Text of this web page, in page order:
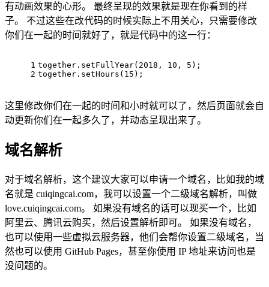
有动画效果的心形。 最终呈现的效果就是现在你看到的样
子。 不过这些在改代码的时候实际上不用关心，只需要修改
你们在一起的时间就好了，就是代码中的这一行：
1
2
together.setFullYear( 2018 , 10 , 5 );
together.setHours( 15 );
这里修改你们在一起的时间和小时就可以了，然后页面就会自
动更新你们在一起多久了，并动态呈现出来了。
域名解析
对于域名解析，这个建议大家可以申请一个域名，比如我的域
名就是 cuiqingcai.com，我可以设置一个二级域名解析，叫做
love.cuiqingcai.com。 如果没有域名的话可以现买一个，比如
阿里云、腾讯云购买，然后设置解析即可。 如果没有域名，
也可以使用一些虚拟云服务器，他们会帮你设置二级域名，当
然也可以使用 GitHub Pages，甚至你使用 IP 地址来访问也是
没问题的。